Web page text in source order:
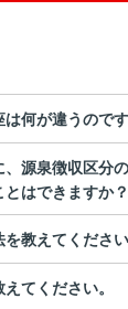
何が違うのです
、源泉徴収区分
はできますか？
教えてください
てください。